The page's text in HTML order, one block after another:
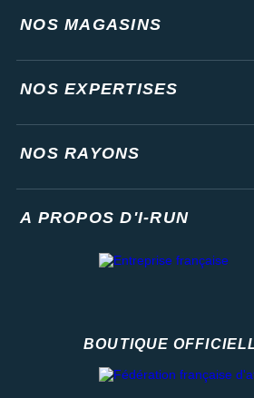
NOS MAGASINS
NOS EXPERTISES
NOS RAYONS
A PROPOS D'I-RUN
BOUTIQUE